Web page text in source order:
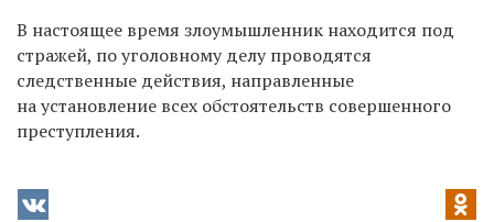
В настоящее время злоумышленник находится под
стражей, по уголовному делу проводятся
следственные действия, направленные
на установление всех обстоятельств совершенного
преступления.